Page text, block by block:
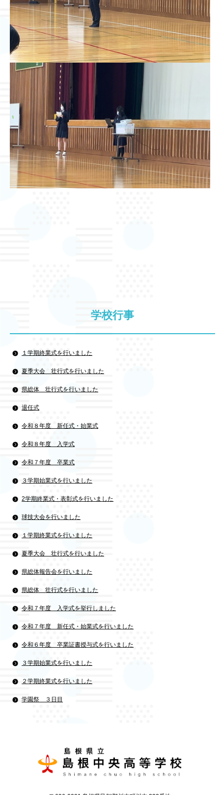
学校行事
１学期終業式を行いました
夏季大会 壮行式を行いました
県総体 壮行式を行いました
退任式
令和８年度 新任式・始業式
令和８年度 入学式
令和７年度 卒業式
３学期始業式を行いました
2学期終業式・表彰式を行いました
球技大会を行いました
１学期終業式を行いました
夏季大会 壮行式を行いました
県総体報告会を行いました
県総体 壮行式を行いました
令和７年度 入学式を挙行しました
令和７年度 新任式・始業式を行いました
令和６年度 卒業証書授与式を行いました
３学期始業式を行いました
２学期終業式を行いました
学園祭 ３日目